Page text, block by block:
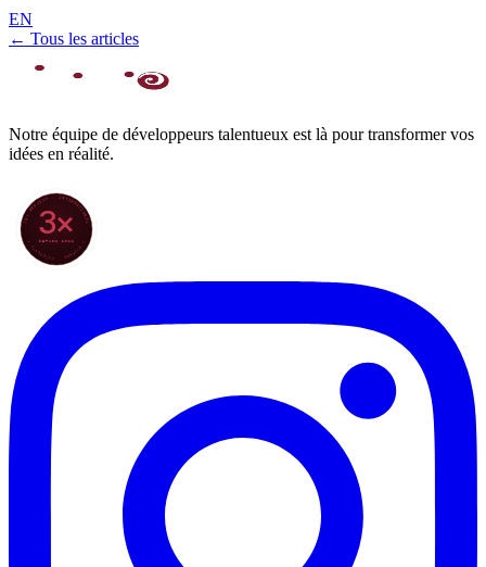
EN
← Tous les articles
Notre équipe de développeurs talentueux est là pour transformer vos
idées en réalité.
70+ PROJETS · INTERNATIONAL
★ CLARODIGI · MOROCCO ★
3×
DEPUIS 2022